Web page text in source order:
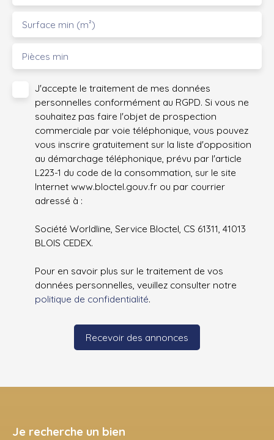
Surface min (m²)
Pièces min
J'accepte le traitement de mes données
personnelles conformément au RGPD. Si vous ne
souhaitez pas faire l'objet de prospection
commerciale par voie téléphonique, vous pouvez
vous inscrire gratuitement sur la liste d'opposition
au démarchage téléphonique, prévu par l'article
L223-1 du code de la consommation, sur le site
Internet www.bloctel.gouv.fr ou par courrier
adressé à :
Société Worldline, Service Bloctel, CS 61311, 41013
BLOIS CEDEX.
Pour en savoir plus sur le traitement de vos
données personnelles, veuillez consulter notre
politique de confidentialité.
Recevoir des annonces
Je recherche un bien